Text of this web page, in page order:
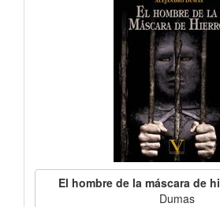
El hombre de la máscara de
Dumas